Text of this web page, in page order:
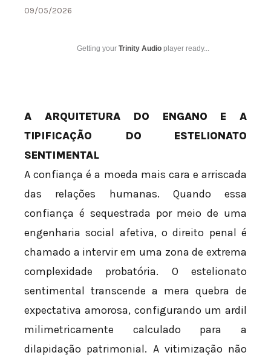
09/05/2026
Getting your Trinity Audio player ready...
A ARQUITETURA DO ENGANO E A
TIPIFICAÇÃO DO ESTELIONATO
SENTIMENTAL
A confiança é a moeda mais cara e arriscada
das relações humanas. Quando essa
confiança é sequestrada por meio de uma
engenharia social afetiva, o direito penal é
chamado a intervir em uma zona de extrema
complexidade probatória. O estelionato
sentimental transcende a mera quebra de
expectativa amorosa, configurando um ardil
milimetricamente calculado para a
dilapidação patrimonial. A vitimização não